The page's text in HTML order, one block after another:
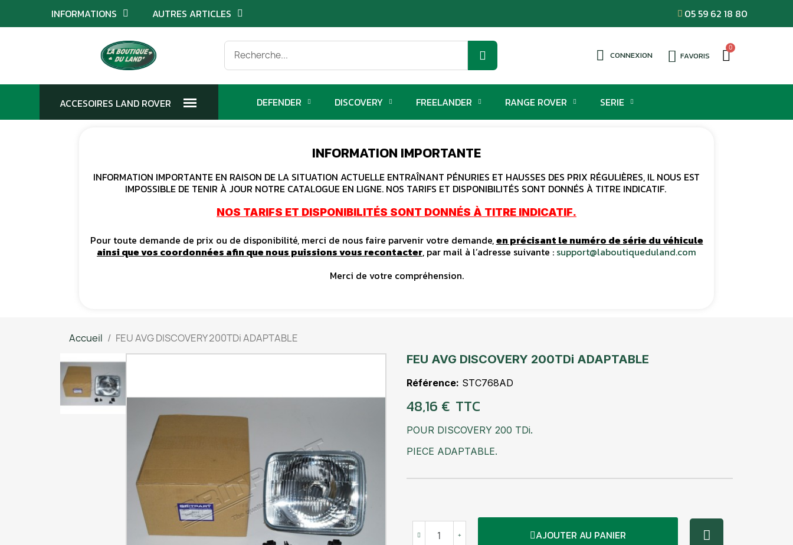
INFORMATIONS AUTRES ARTICLES 05 59 62 18 80
CONNEXION FAVORIS
DEFENDER DISCOVERY FREELANDER RANGE ROVER SERIE
INFORMATION IMPORTANTE
INFORMATION IMPORTANTE EN RAISON DE LA SITUATION ACTUELLE ENTRAÎNANT PÉNURIES ET HAUSSES DES PRIX RÉGULIÈRES, IL NOUS EST
IMPOSSIBLE DE TENIR À JOUR NOTRE CATALOGUE EN LIGNE. NOS TARIFS ET DISPONIBILITÉS SONT DONNÉS À TITRE INDICATIF.
NOS TARIFS ET DISPONIBILITÉS SONT DONNÉS À TITRE INDICATIF.
Pour toute demande de prix ou de disponibilité, merci de nous faire parvenir votre demande,en précisant le numéro de série du véhicule
ainsi que vos coordonnées afin que nous puissions vous recontacter, par mail à l’adresse suivante : support@laboutiqueduland.com
Merci de votre compréhension.
Accueil FEU AVG DISCOVERY 200TDi ADAPTABLE
FEU AVG DISCOVERY 200TDi ADAPTABLE
Référence STC768AD
48,16 € TTC
POUR DISCOVERY 200 TDi.
PIECE ADAPTABLE.
AJOUTER AU PANIER